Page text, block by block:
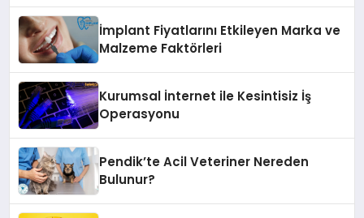
İmplant Fiyatlarını Etkileyen Marka ve
Malzeme Faktörleri
Kurumsal İnternet ile Kesintisiz İş
Operasyonu
Pendik’te Acil Veteriner Nereden
Bulunur?